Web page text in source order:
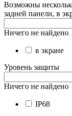
Возможны
задней панели, в
Ничего не найдено
в экране
Уровень защиты
Ничего не найдено
IP68